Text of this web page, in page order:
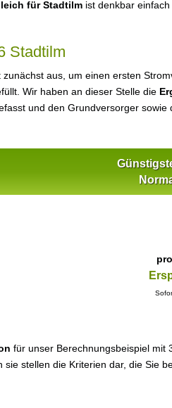
für Stadtilm ist denkbar
Stadtilm
zunächst aus, um einen ersten
Wir haben an dieser Stelle die
und den Grundversorger sowie
für unser Berechnungsbeispiel mit
stellen die Kriterien dar, die Sie